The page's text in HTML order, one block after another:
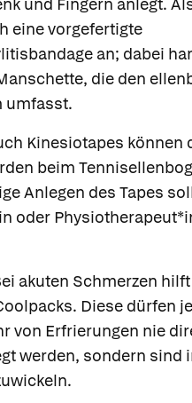
eine vorgefertigte
an; dabei
die den
umfasst.
Kinesiotapes können
beim
Anlegen des Tapes
oder
akuten Schmerzen
Diese dürfen
von Erfrierungen nie
werden, sondern sind